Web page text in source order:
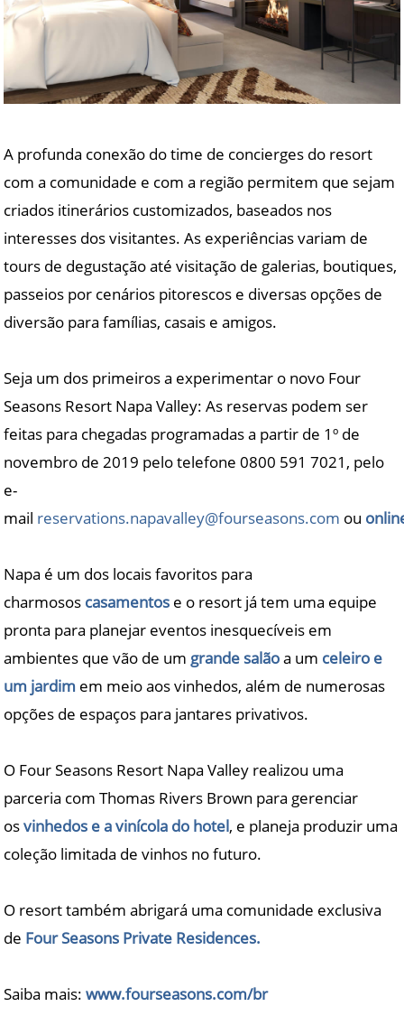
A profunda conexão do time de concierges do resort
com a comunidade e com a região permitem que sejam
criados itinerários customizados, baseados nos
interesses dos visitantes. As experiências variam de
tours de degustação até visitação de galerias, boutiques,
passeios por cenários pitorescos e diversas opções de
diversão para famílias, casais e amigos.
Seja um dos primeiros a experimentar o novo Four
Seasons Resort Napa Valley: As reservas podem ser
feitas para chegadas programadas a partir de 1º de
novembro de 2019 pelo telefone 0800 591 7021, pelo
e-
mail reservations.napavalley@fourseasons.com ou
Napa é um dos locais favoritos para
charmosos casamentos e o resort já tem uma equipe
pronta para planejar eventos inesquecíveis em
ambientes que vão de um grande salãoa um celeiro e
um jardim em meio aos vinhedos, além de numerosas
opções de espaços para jantares privativos.
O Four Seasons Resort Napa Valley realizou uma
parceria com Thomas Rivers Brown para gerenciar
osvinhedos e a vinícola do hotel, e planeja produzir uma
coleção limitada de vinhos no futuro.
O resort também abrigará uma comunidade exclusiva
de Four Seasons Private Residences.
Saiba mais:www.fourseasons.com/br